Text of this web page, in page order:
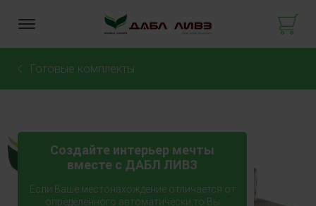
Готовые комплекты
Создайте интерьер мечты
вместе с ДАБЛ ЛИВЗ
Если Ваше местонахождение отличается от
определённого автоматически,то Вы